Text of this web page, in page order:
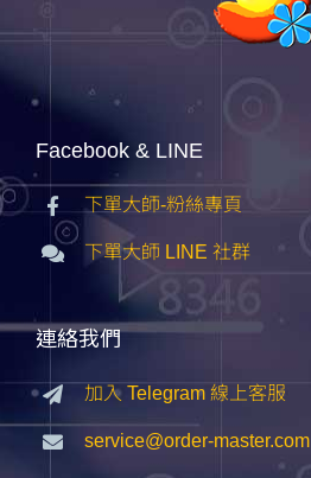
Facebook & LINE
下單大師-粉絲專頁
下單大師 LINE 社群
連絡我們
加入 Telegram 線上客服
service@order-master.com